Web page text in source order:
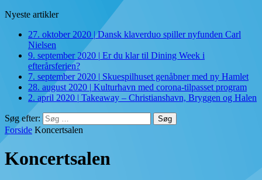
Nyeste artikler
27. oktober 2020 | Dansk klaverduo spiller nyfunden Carl
Nielsen
9. september 2020 | Er du klar til Dining Week i
efterårsferien?
7. september 2020 | Skuespilhuset genåbner med ny Hamlet
28. august 2020 | Kulturhavn med corona-tilpasset program
2. april 2020 | Takeaway – Christianshavn, Bryggen og Halen
Søg efter:
Forside Koncertsalen
Koncertsalen